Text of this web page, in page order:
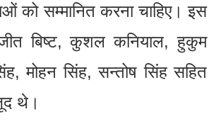
को सम्मानित करना चाहिए। इस
बिष्ट, कुशल कनियाल, हुकुम
मोहन सिंह, सन्तोष सिंह सहित
थे।